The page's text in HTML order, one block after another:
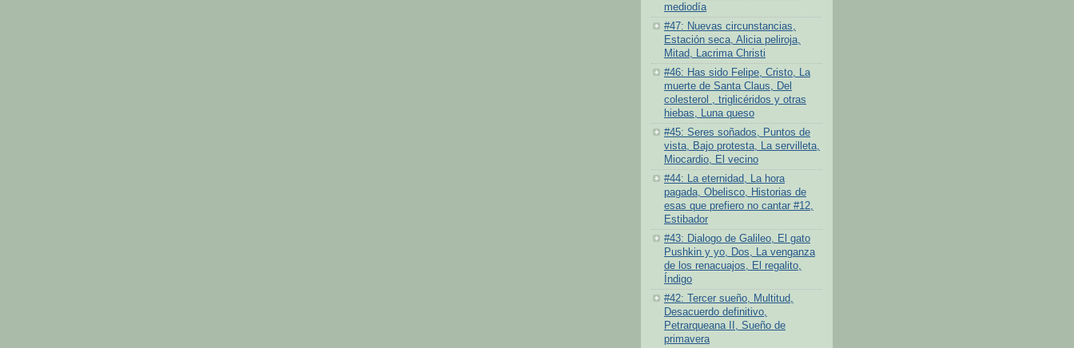
mediodía
#47: Nuevas circunstancias,
Estación seca, Alicia peliroja,
Mitad, Lacrima Christi
#46: Has sido Felipe, Cristo, La
muerte de Santa Claus, Del
colesterol , triglicéridos y otras
hiebas, Luna queso
#45: Seres soñados, Puntos de
vista, Bajo protesta, La servilleta,
Miocardio, El vecino
#44: La eternidad, La hora
pagada, Obelisco, Historias de
esas que prefiero no cantar #12,
Estibador
#43: Dialogo de Galileo, El gato
Pushkin y yo, Dos, La venganza
de los renacuajos, El regalito,
Índigo
#42: Tercer sueño, Multitud,
Desacuerdo definitivo,
Petrarqueana II, Sueño de
primavera